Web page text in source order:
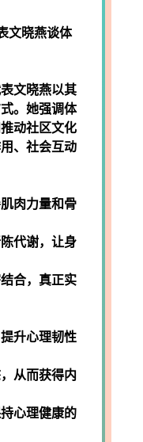
文晓燕谈体
文晓燕以其
。她强调体
动社区文化
、社会互动
肉力量和骨
代谢，让身
合，真正实
升心理韧性
从而获得内
心理健康的